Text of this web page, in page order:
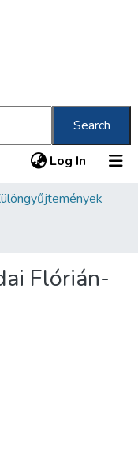
Search
Log In (current)
Flórián-